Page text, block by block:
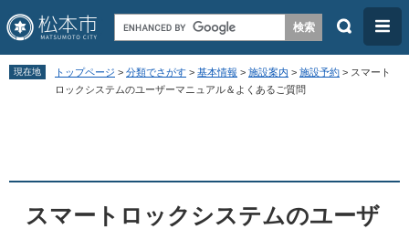
ペ
メ
検
メ
ニ
ュ
現在地 トップページ > 分類でさがす > 基本情報 > 施設案内 > 施設予約 > スマート
ロックシステムのユーザーマニュアル＆よくあるご質問
スマートロックシステムのユーザ